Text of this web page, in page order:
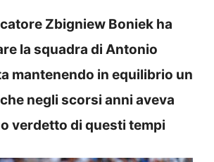
Zbigniew Boniek ha
la squadra di Antonio
mantenendo in equilibrio un
negli scorsi anni aveva
verdetto di questi tempi